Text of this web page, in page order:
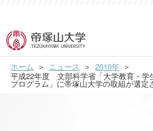
帝塚山大学について
学部・大学院
ホーム ニュース
2010年
平成22年度 文部科学省「大学教育・学
プログラム」に帝塚山大学の取組が選定